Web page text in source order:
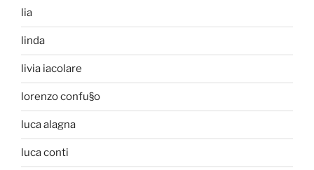
lia
linda
livia iacolare
lorenzo confu§o
luca alagna
luca conti